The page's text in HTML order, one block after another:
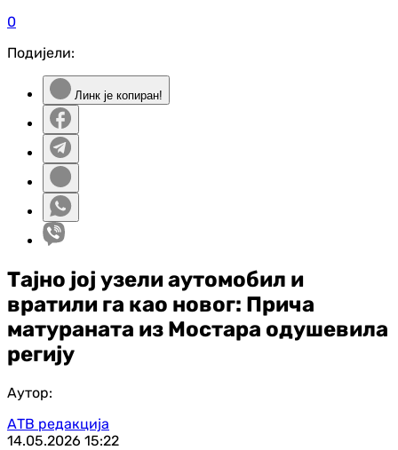
0
Подијели:
Линк је копиран!
Тајно јој узели аутомобил и
вратили га као новог: Прича
матураната из Мостара одушевила
регију
Аутор:
АТВ редакција
14.05.2026 15:22